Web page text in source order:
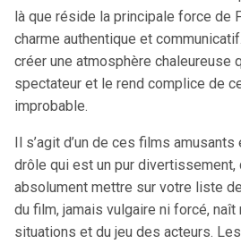
là que réside la principale force de
charme authentique et
créer une atmosphère chaleureuse
spectateur et le rend complice de
improbable.
Il s’agit d’un de ces films
drôle qui est un pur divertissement,
absolument mettre sur votre liste
du film, jamais vulgaire ni forcé,
situations et du jeu des acteurs.